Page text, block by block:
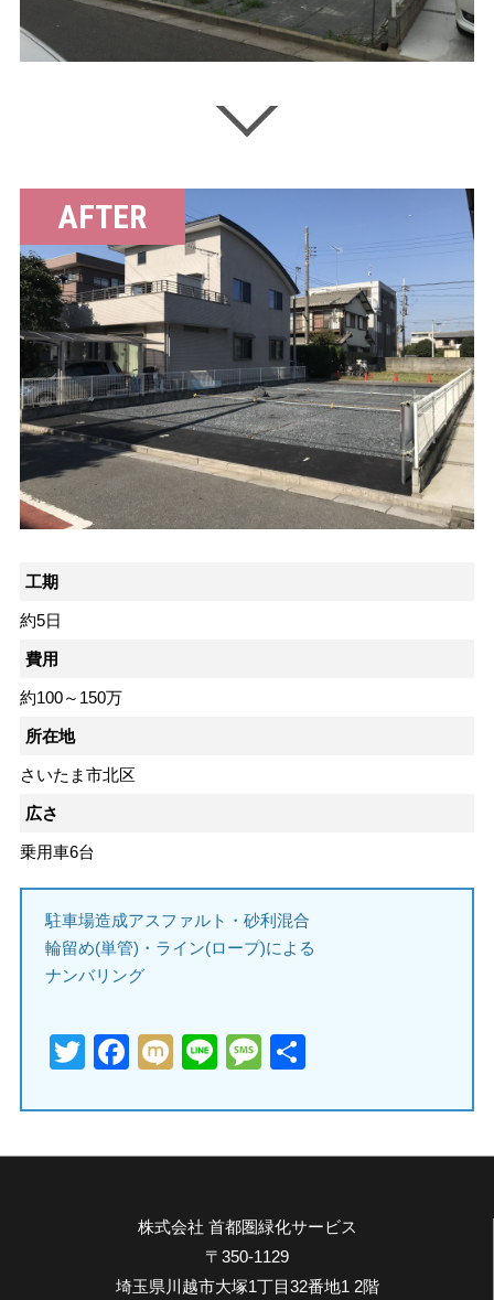
工期
約5日
費用
約100～150万
所在地
さいたま市北区
広さ
乗用車6台
駐車場造成アスファルト・砂利混合
輪留め(単管)・ライン(ロープ)による
ナンバリング
Twitter
Facebook
MixiLineMessage
株式会社 首都圏緑化サービス
〒350-1129
埼玉県川越市大塚1丁目32番地1 2階